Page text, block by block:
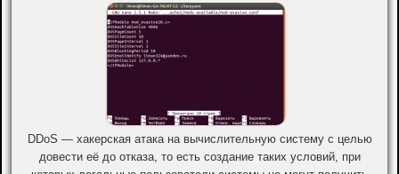
DDoS — хакерская атака на вычислительную систему с целью
довести её до отказа, то есть создание таких условий, при